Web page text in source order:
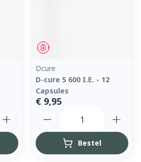
Geneesmiddel
Dcure
D-cure 5 600 I.E. - 12
Capsules
€ 9,95
Bestel